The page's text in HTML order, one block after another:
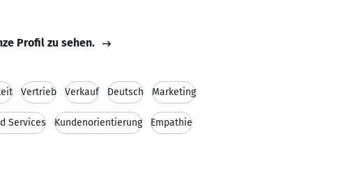
Profil zu sehen.
Vertrieb Verkauf Deutsch Marketing
Services Kundenorientierung Empathie